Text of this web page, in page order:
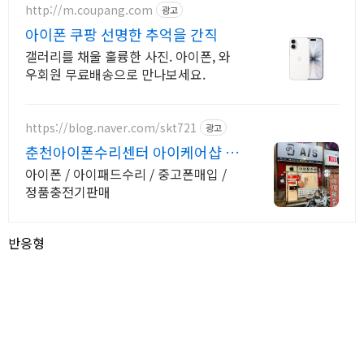
http://m.coupang.com 광고
아이폰 쿠팡 선명한 추억을 간직
갤러리를 채울 훌륭한 사진. 아이폰, 와
우회원 무료배송으로 만나보세요.
https://blog.naver.com/skt721 광고
춘천아이폰수리센터 아이케어샵 춘
천아이폰as센터
아이폰 / 아이패드수리 / 중고폰매입 /
정품충전기판매
반응형